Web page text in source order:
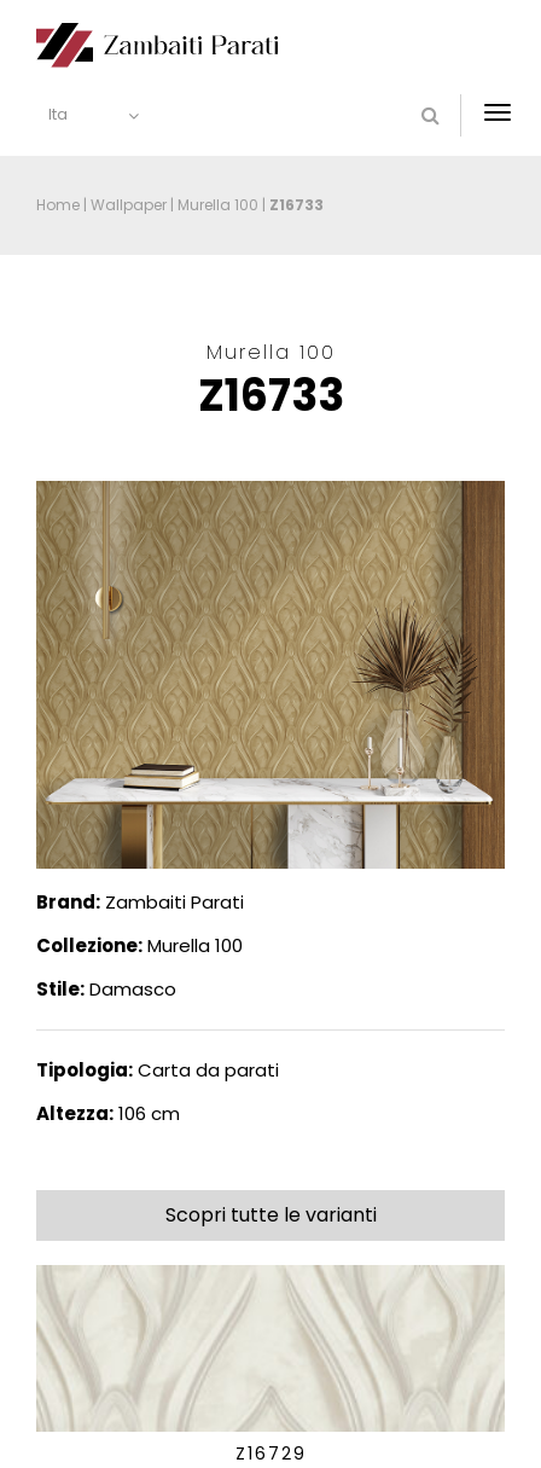
Ita
Home | Wallpaper | Murella 100 | Z16733
Murella 100
Z16733
Brand: Zambaiti Parati
Collezione:Murella 100
Stile:Damasco
Tipologia:Carta da parati
Altezza:106 cm
Scopri tutte le varianti
Z16729